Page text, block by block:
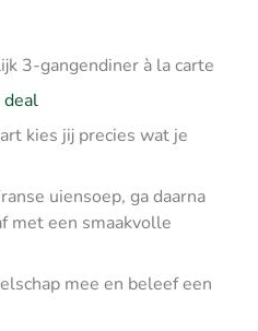
3-gangendiner à la carte
deal
kies jij precies wat je
uiensoep, ga daarna
met een smaakvolle
mee en beleef een